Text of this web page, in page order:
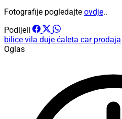
Fotografije pogledajte ovdje..
Podijeli
bilice vila duje ćaleta car prodaja
Oglas